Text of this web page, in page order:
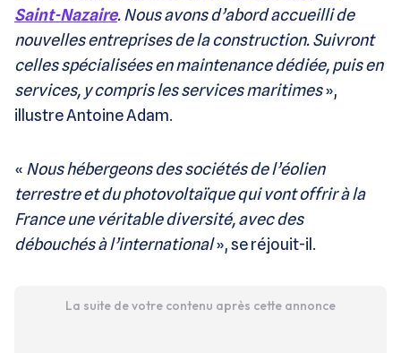
Saint-Nazaire. Nous avons d’abord accueilli de
nouvelles entreprises de la construction. Suivront
celles spécialisées en maintenance dédiée, puis en
services, y compris les services maritimes»,
illustre Antoine Adam.
« Nous hébergeons des sociétés de l’éolien
terrestre et du photovoltaïque qui vont offrir à la
France une véritable diversité, avec des
débouchés à l’international», se réjouit-il.
La suite de votre contenu après cette annonce